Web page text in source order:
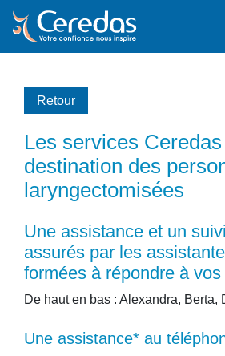
Retour
Les services
destination des
laryngectomisées
une assistance et un suivi téléphonique
assurés par les
formées à répondre à
De haut en bas : Alexandra, Berta,
une assistance* au